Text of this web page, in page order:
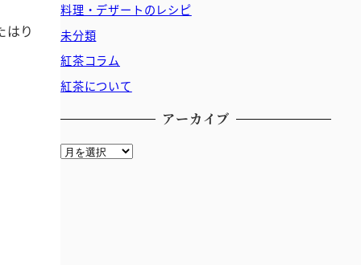
り
料理・デザートのレシピ
未分類
紅茶コラム
紅茶について
アーカイブ
ア